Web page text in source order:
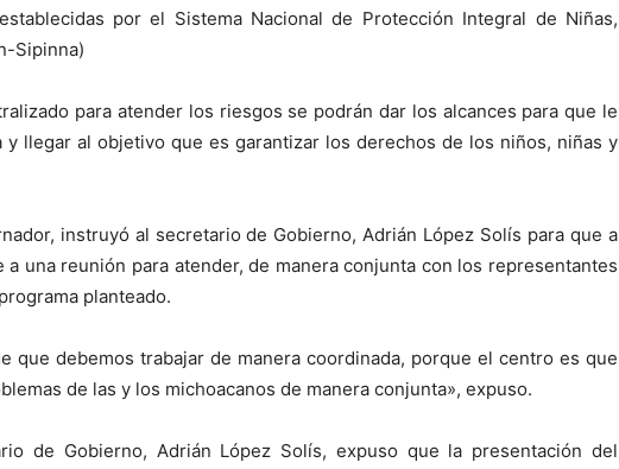
por el Sistema Nacional de Protección Integral de Niñas,
Sipinna)
para atender los riesgos se podrán dar los alcances para que le
y llegar al objetivo que es garantizar los derechos de los niños, niñas y
instruyó al secretario de Gobierno, Adrián López Solís para que a
a una reunión para atender, de manera conjunta con los representantes
planteado.
que debemos trabajar de manera coordinada, porque el centro es que
de las y los michoacanos de manera conjunta», expuso.
de Gobierno, Adrián López Solís, expuso que la presentación del